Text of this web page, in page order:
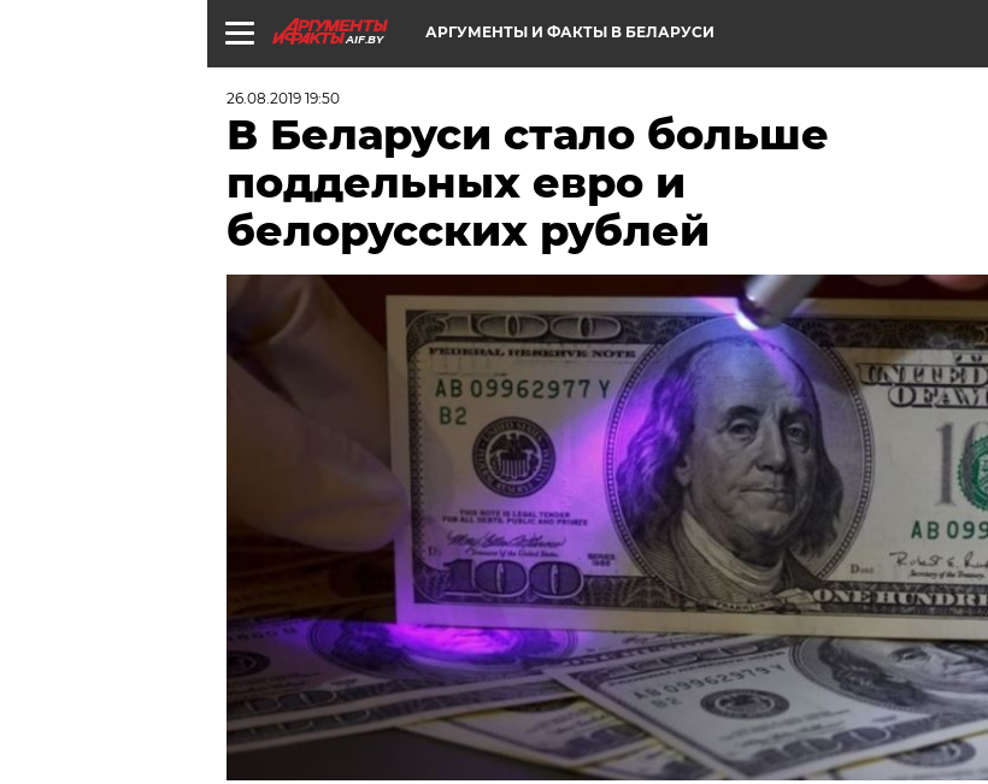
AIF.BY АРГУМЕНТЫ И ФАКТЫ В БЕЛАРУСИ
26.08.2019 19:50
В Беларуси стало больше
поддельных евро и
белорусских рублей